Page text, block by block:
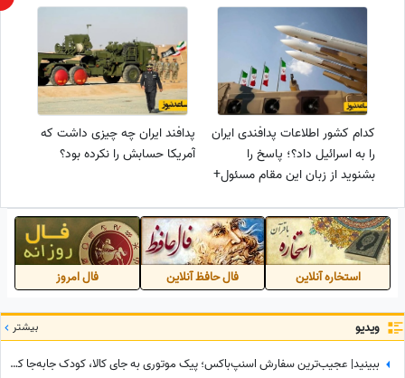
کدام کشور اطلاعات پدافندی ایران
را به اسرائیل داد؟؛ پاسخ را
بشنوید از زبان این مقام مسئول+
پدافند ایران چه چیزی داشت که
آمریکا حسابش را نکرده بود؟
استخاره آنلاین فال حافظ آنلاین فال امروز
ویدیو بیشتر
ببینید| عجیب‌ترین سفارش اسنپ‌باکس؛ پیک موتوری به جای کالا، کودک جابه‌جا کرد!